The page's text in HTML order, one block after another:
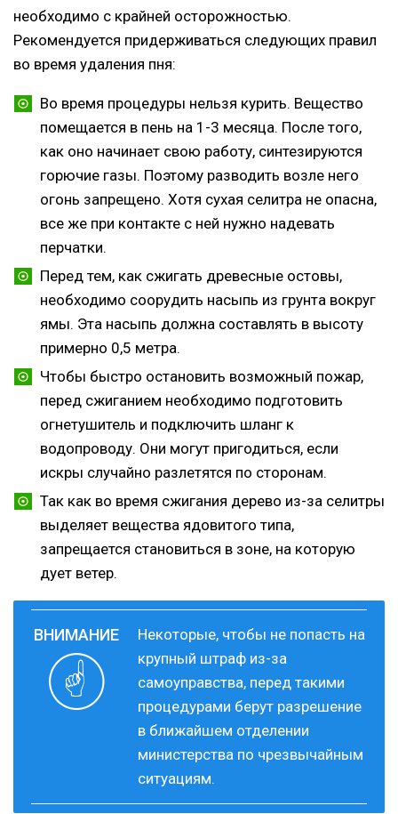
необходимо с крайней осторожностью.
Рекомендуется придерживаться следующих правил
во время удаления пня:
Во время процедуры нельзя курить. Вещество
помещается в пень на 1-3 месяца. После того,
как оно начинает свою работу, синтезируются
горючие газы. Поэтому разводить возле него
огонь запрещено. Хотя сухая селитра не опасна,
все же при контакте с ней нужно надевать
перчатки.
Перед тем, как сжигать древесные остовы,
необходимо соорудить насыпь из грунта вокруг
ямы. Эта насыпь должна составлять в высоту
примерно 0,5 метра.
Чтобы быстро остановить возможный пожар,
перед сжиганием необходимо подготовить
огнетушитель и подключить шланг к
водопроводу. Они могут пригодиться, если
искры случайно разлетятся по сторонам.
Так как во время сжигания дерево из-за селитры
выделяет вещества ядовитого типа,
запрещается становиться в зоне, на которую
дует ветер.
Некоторые, чтобы не попасть на
крупный штраф из-за
самоуправства, перед такими
процедурами берут разрешение
в ближайшем отделении
министерства по чрезвычайным
ситуациям.